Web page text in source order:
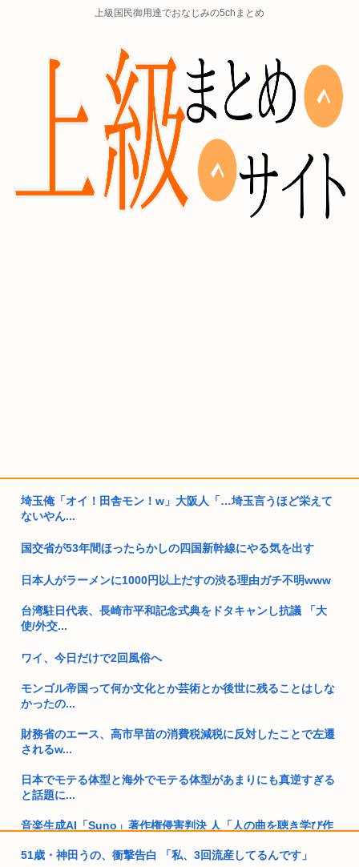
上級国民御用達でおなじみの5chまとめ
埼玉俺「オイ！田舎モン！w」大阪人「…埼玉言うほど栄えて
ないやん...
国交省が53年間ほったらかしの四国新幹線にやる気を出す
日本人がラーメンに1000円以上だすの渋る理由ガチ不明www
台湾駐日代表、長崎市平和記念式典をドタキャンし抗議 「大
使/外交...
ワイ、今日だけで2回風俗へ
モンゴル帝国って何か文化とか芸術とか後世に残ることはしな
かったの...
財務省のエース、高市早苗の消費税減税に反対したことで左遷
されるw...
日本でモテる体型と海外でモテる体型があまりにも真逆すぎる
と話題に...
音楽生成AI「Suno」著作権侵害判決 人「人の曲を聴き学び作
51歳・神田うの、衝撃告白 「私、3回流産してるんです」